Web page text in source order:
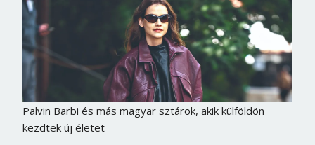
Palvin Barbi és más magyar sztárok, akik külföldön
kezdtek új életet